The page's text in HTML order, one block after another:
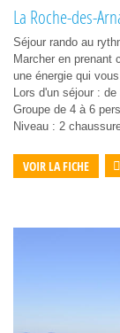
La Roche-des-
Séjour rando au
Marcher en prenant
une énergie qui
Lors d'un séjour :
Groupe de 4 à 6
Niveau : 2
VOIR LA FICHE